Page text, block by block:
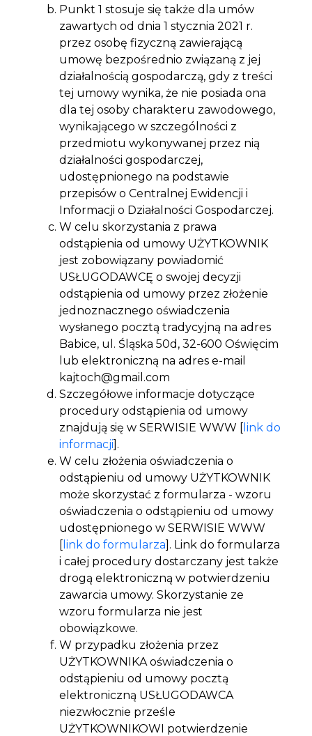
Punkt 1 stosuje się także dla umów
zawartych od dnia 1 stycznia 2021 r.
przez osobę fizyczną zawierającą
umowę bezpośrednio związaną z jej
działalnością gospodarczą, gdy z treści
tej umowy wynika, że nie posiada ona
dla tej osoby charakteru zawodowego,
wynikającego w szczególności z
przedmiotu wykonywanej przez nią
działalności gospodarczej,
udostępnionego na podstawie
przepisów o Centralnej Ewidencji i
Informacji o Działalności Gospodarczej.
W celu skorzystania z prawa
odstąpienia od umowy UŻYTKOWNIK
jest zobowiązany powiadomić
USŁUGODAWCĘ o swojej decyzji
odstąpienia od umowy przez złożenie
jednoznacznego oświadczenia
wysłanego pocztą tradycyjną na adres
Babice, ul. Śląska 50d, 32-600 Oświęcim
lub elektroniczną na adres e-mail
kajtoch@gmail.com
Szczegółowe informacje dotyczące
procedury odstąpienia od umowy
znajdują się w SERWISIE WWW [link do
informacji].
W celu złożenia oświadczenia o
odstąpieniu od umowy UŻYTKOWNIK
może skorzystać z formularza - wzoru
oświadczenia o odstąpieniu od umowy
udostępnionego w SERWISIE WWW
[link do formularza]. Link do formularza
i całej procedury dostarczany jest także
drogą elektroniczną w potwierdzeniu
zawarcia umowy. Skorzystanie ze
wzoru formularza nie jest
obowiązkowe.
W przypadku złożenia przez
UŻYTKOWNIKA oświadczenia o
odstąpieniu od umowy pocztą
elektroniczną USŁUGODAWCA
niezwłocznie prześle
UŻYTKOWNIKOWI potwierdzenie